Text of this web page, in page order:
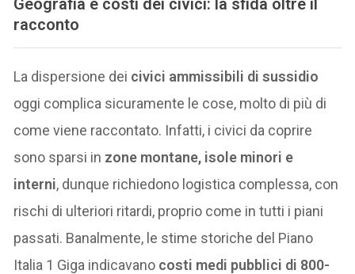
Geografia e costi dei civici: la sfida oltre il
racconto
La dispersione dei civici ammissibili di sussidio
oggi complica sicuramente le cose, molto di più di
come viene raccontato. Infatti, i civici da coprire
sono sparsi in zone montane, isole minori e
interni, dunque richiedono logistica complessa, con
rischi di ulteriori ritardi, proprio come in tutti i piani
passati. Banalmente, le stime storiche del Piano
Italia 1 Giga indicavano costi medi pubblici di 800-